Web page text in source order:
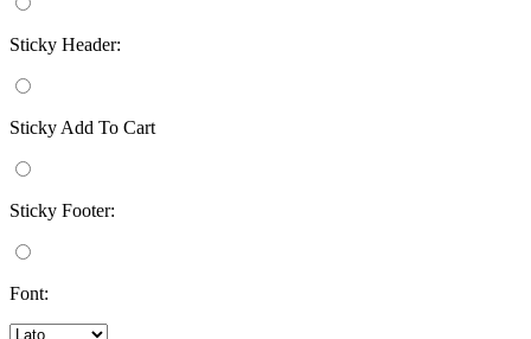
Sticky Header:
Sticky Add To Cart
Sticky Footer:
Font: